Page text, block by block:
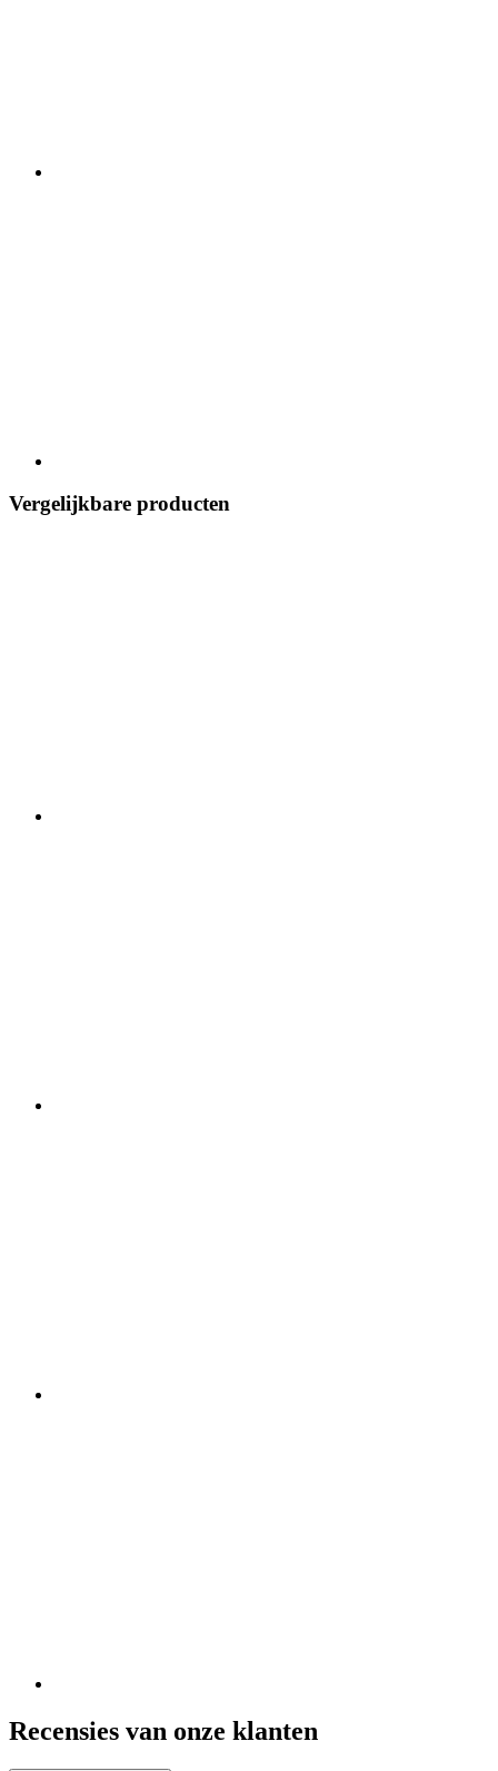
Vergelijkbare producten
Recensies van onze klanten